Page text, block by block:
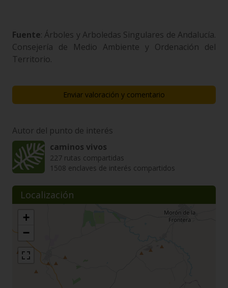
Fuente: Árboles y Arboledas Singulares de Andalucía.
Consejería de Medio Ambiente y Ordenación del
Territorio.
Enviar valoración y comentario
Autor del punto de interés
caminos vivos
227 rutas compartidas
1508 enclaves de interés compartidos
Localización
+
−